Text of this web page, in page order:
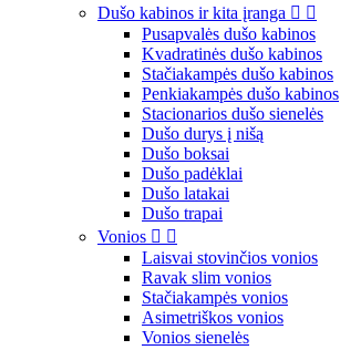
Dušo kabinos ir kita įranga  
Pusapvalės dušo kabinos
Kvadratinės dušo kabinos
Stačiakampės dušo kabinos
Penkiakampės dušo kabinos
Stacionarios dušo sienelės
Dušo durys į nišą
Dušo boksai
Dušo padėklai
Dušo latakai
Dušo trapai
Vonios  
Laisvai stovinčios vonios
Ravak slim vonios
Stačiakampės vonios
Asimetriškos vonios
Vonios sienelės